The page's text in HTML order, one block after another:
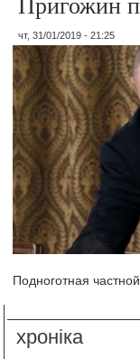
чт, 31/01/2019 - 21:25
Подноготная
хроніка